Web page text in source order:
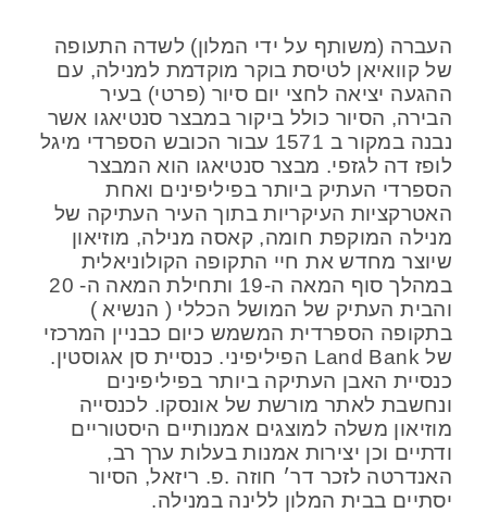
העברה (משותף על ידי המלון) לשדה התעופה
של קוואיאן לטיסת בוקר מוקדמת למנילה, עם
ההגעה יציאה לחצי יום סיור (פרטי) בעיר
הבירה, הסיור כולל ביקור במבצר סנטיאגו אשר
נבנה במקור ב 1571 עבור הכובש הספרדי מיגל
לופז דה לגזפי. מבצר סנטיאגו הוא המבצר
הספרדי העתיק ביותר בפיליפינים ואחת
האטרקציות העיקריות בתוך העיר העתיקה של
מנילה המוקפת חומה, קאסה מנילה, מוזיאון
שיוצר מחדש את חיי התקופה הקולוניאלית
במהלך סוף המאה ה-19 ותחילת המאה ה- 20
והבית העתיק של המושל הכללי ( הנשיא )
בתקופה הספרדית המשמש כיום כבניין המרכזי
של Land Bank הפיליפיני. כנסיית סן אגוסטין.
כנסיית האבן העתיקה ביותר בפיליפינים
ונחשבת לאתר מורשת של אונסקו. לכנסייה
מוזיאון משלה למוצגים אמנותיים היסטוריים
ודתיים וכן יצירות אמנות בעלות ערך רב,
האנדרטה לזכר דר׳ חוזה .פ. ריזאל, הסיור
יסתיים בבית המלון ללינה במנילה.